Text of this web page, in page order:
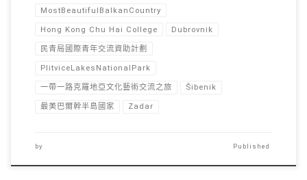
MostBeautifulBalkanCountry
Hong Kong Chu Hai College Dubrovnik
民青局國際青年交流資助計劃
PlitviceLakesNationalPark
一帶一路克羅地亞文化藝術交流之旅 Šibenik
最美巴爾幹半島國家 Zadar
by Published